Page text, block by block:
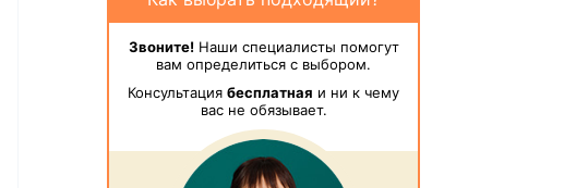
Звоните!Наши специалисты помогут
вам определиться с выбором.
Консультация бесплатная и ни к чему
вас не обязывает.